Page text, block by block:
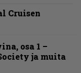
Cruisen
osa 1 –
ja muita